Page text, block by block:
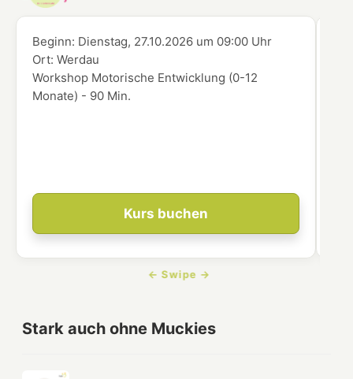
Kurs buchen
Beginn: Dienstag, 27.10.2026 um 09:00 Uhr
Ort:Werdau
Workshop Motorische Entwicklung (0-12
Monate) - 90 Min.
Stark auch ohne Muckies